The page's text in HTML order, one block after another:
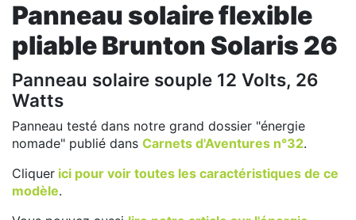
Panneau solaire flexible
pliable Brunton Solaris 26
Panneau solaire souple 12 Volts, 26
Watts
Panneau testé dans notre grand dossier "énergie
nomade" publié dans Carnets d'Aventures n°32.
Cliquer ici pour voir toutes les caractéristiques de ce
modèle.